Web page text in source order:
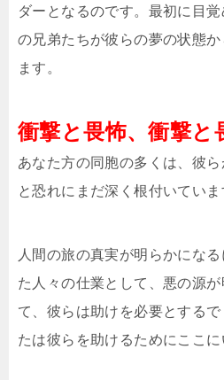
ダーとなるのです。最初に目
の兄弟たちが彼らの夢の状態
ます。
衝撃と畏怖、衝撃と
あなた方の同胞の多くは、彼
と恐れにまだ深く根付いていま
人間の旅の真実が明らかにな
た人々の仕業として、悪の源
て、彼らは助けを必要とする
たは彼らを助けるためにここに